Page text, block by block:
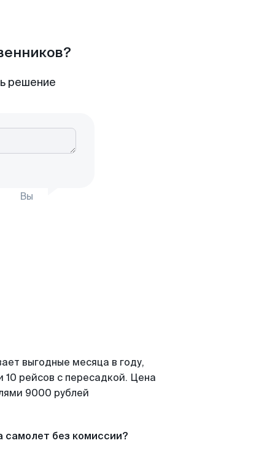
решение
Вы
выгодные месяца в году,
рейсов с пересадкой. Цена
9000 рублей
самолет без комиссии?